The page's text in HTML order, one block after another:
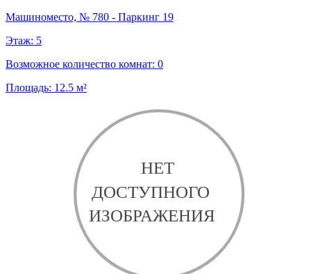
Машиноместо, № 780 - Паркинг 19
Этаж: 5
Возможное количество комнат: 0
Площадь: 12.5 м²